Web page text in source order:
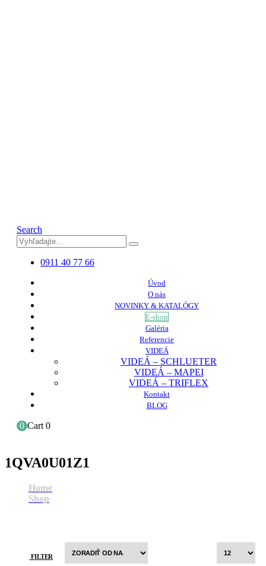
Search
0911 40 77 66
Úvod
O nás
NOVINKY & KATALÓGY
E-shop
Galéria
Referencie
VIDEÁ
VIDEÁ – SCHLUETER
VIDEÁ – MAPEI
VIDEÁ – TRIFLEX
Kontakt
BLOG
0 Cart 0
1QVA0U01Z1
Home
Shop
FILTER